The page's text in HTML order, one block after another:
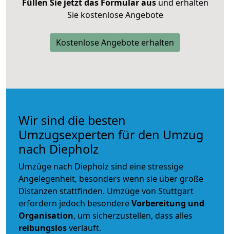
Füllen Sie jetzt das Formular ausund erhalten
Sie kostenlose Angebote
Kostenlose Angebote erhalten
Wir sind die besten
Umzugsexperten für den Umzug
nach Diepholz
Umzüge nach Diepholz sind eine stressige
Angelegenheit, besonders wenn sie über große
Distanzen stattfinden. Umzüge von Stuttgart
erfordern jedoch besondereVorbereitung und
Organisation, um sicherzustellen, dass alles
reibungslosverläuft.